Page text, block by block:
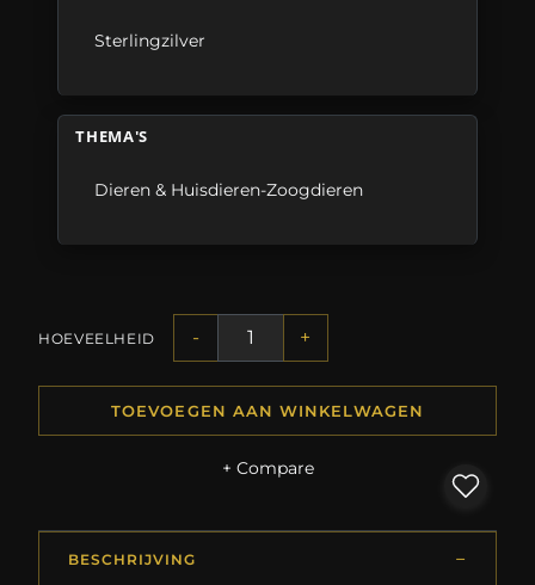
Sterlingzilver
THEMA'S
Dieren & Huisdieren-Zoogdieren
HOEVEELHEID - +
TOEVOEGEN AAN WINKELWAGEN
+ Compare
BESCHRIJVING